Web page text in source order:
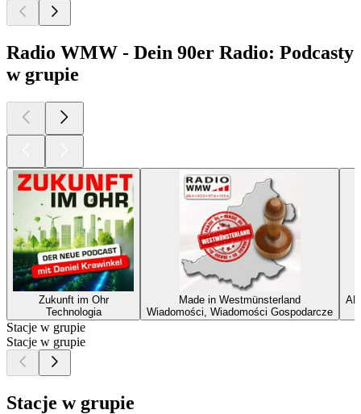
Radio WMW - Dein 90er Radio: Podcasty
w grupie
Zukunft im Ohr
Technologia
Made in Westmünsterland
Wiadomości, Wiadomości Gospodarcze
Stacje w grupie
Stacje w grupie
Stacje w grupie